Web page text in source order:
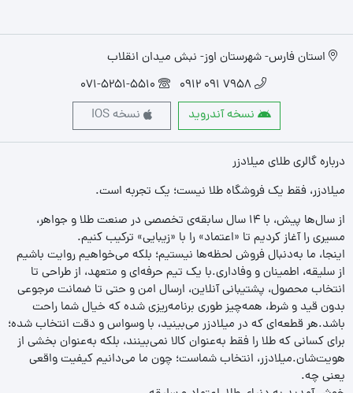
استان فارس- شهرستان اوز- نبش میدان انقلاب
7958 091 0912
071-5251-5510
نسخه آندروید
نسخه IOS
درباره گالری طلای میلادزر
میلادزر، فقط یک فروشگاه طلا نیست؛ یک تجربه‌ است.
از سال‌ها پیش، با ۱۴ سال سابقه‌ی تخصصی در صنعت طلا و جواهر،
مسیری را آغاز کردیم تا «اعتماد» را با «زیبایی» ترکیب کنیم.
اینجا، ما به‌دنبال فروش لحظه‌ها نیستیم؛ بلکه می‌خواهیم روایت باشیم
از سلیقه، اطمینان و وفاداری.با یک تیم حرفه‌ای و متعهد، از طراحی تا
انتخاب محصول، پشتیبانی آنلاین، ارسال امن و حتی تا ضمانت مرجوعی
بدون قید و شرط، همه‌چیز طوری برنامه‌ریزی شده که خیال شما راحت
باشد.هر قطعه‌ای که در میلادزر می‌بینید، با وسواس و دقت انتخاب شده؛
برای کسانی که طلا را فقط به‌عنوان کالا نمی‌بینند، بلکه به‌عنوان بخشی از
هویت‌شان.میلادزر، انتخاب شماست؛ چون ما می‌دانیم کیفیت واقعی
یعنی چه.